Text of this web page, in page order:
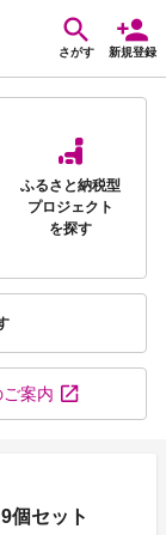
さがす 新規登録
ふるさと納税型
プロジェクト
を探す
案内
9個セット